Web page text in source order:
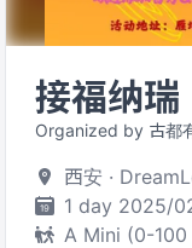
接福纳瑞
Organized by 古都
西安 ·
1 day 2025/
A Mini (0-